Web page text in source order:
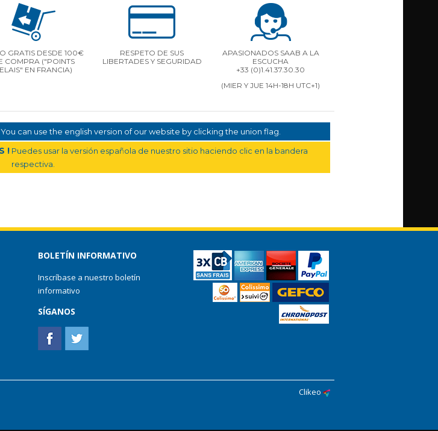
GRATIS DESDE 100€
COMPRA ("POINTS
EN FRANCIA)
RESPETO DE SUS
LIBERTADES Y SEGURIDAD
APASIONADOS SAAB A LA
ESCUCHA
+33 (0)1.41.37.30.30
(MIER Y JUE 14H-18H UTC+1)
You can use the english version of our website by clicking the union flag.
! Puedes usar la versión española de nuestro sitio haciendo clic en la bandera
respectiva.
BOLETÍN INFORMATIVO
Inscríbase a nuestro boletín
informativo
SÍGANOS
Clikeo